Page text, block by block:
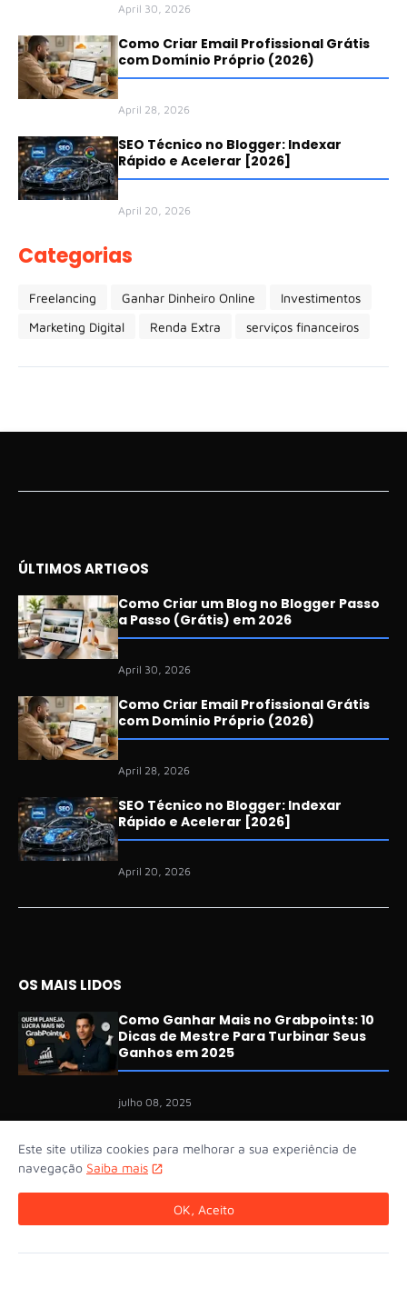
April 30, 2026
Como Criar Email Profissional Grátis
com Domínio Próprio (2026)
April 28, 2026
SEO Técnico no Blogger: Indexar
Rápido e Acelerar [2026]
April 20, 2026
Categorias
Freelancing Ganhar Dinheiro Online
Investimentos
Marketing Digital
Renda Extra serviços financeiros
ÚLTIMOS ARTIGOS
Como Criar um Blog no Blogger Passo
a Passo (Grátis) em 2026
April 30, 2026
Como Criar Email Profissional Grátis
com Domínio Próprio (2026)
April 28, 2026
SEO Técnico no Blogger: Indexar
Rápido e Acelerar [2026]
April 20, 2026
OS MAIS LIDOS
Como Ganhar Mais no Grabpoints: 10
Dicas de Mestre Para Turbinar Seus
Ganhos em 2025
julho 08, 2025
Atualizado para Ganhar Dinheiro em
2025
agosto 03, 2025
Clickbank vs Digistore24: Qual é
Este site utiliza cookies para melhorar a sua experiência de
navegação Saiba mais
OK, Aceito